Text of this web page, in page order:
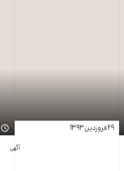
۲۹ فروردین ۱۳۹۳
آگهی